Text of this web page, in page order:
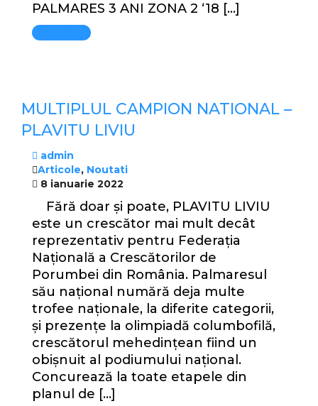
PALMARES 3 ANI ZONA 2 ‘18 […]
Mai mult
MULTIPLUL CAMPION NATIONAL –
PLAVITU LIVIU
admin
Articole, Noutati
8 ianuarie 2022
Fără doar și poate, PLAVITU LIVIU
este un crescător mai mult decât
reprezentativ pentru Federația
Națională a Crescătorilor de
Porumbei din România. Palmaresul
său național numără deja multe
trofee naționale, la diferite categorii,
și prezențe la olimpiadă columbofilă,
crescătorul mehedințean fiind un
obișnuit al podiumului național.
Concurează la toate etapele din
planul de […]